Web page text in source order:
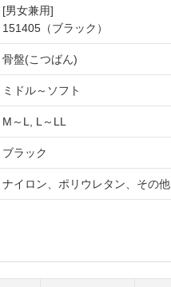
[男女兼用]
151405（ブラック）
骨盤(こつばん)
ミドル～ソフト
M～L, L～LL
ブラック
ナイロン、ポリウレタン、その他